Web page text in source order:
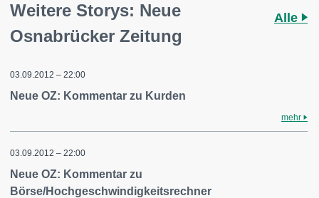
Weitere Storys: Neue
Osnabrücker Zeitung
Alle
03.09.2012 – 22:00
Neue OZ: Kommentar zu Kurden
mehr
03.09.2012 – 22:00
Neue OZ: Kommentar zu
Börse/Hochgeschwindigkeitsrechner